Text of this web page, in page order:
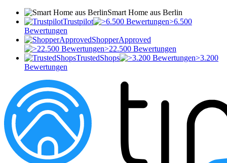
Smart Home aus Berlin
Trustpilot
>6.500
Bewertungen
ShopperApproved
>22.500 Bewertungen
TrustedShops
>3.200
Bewertungen